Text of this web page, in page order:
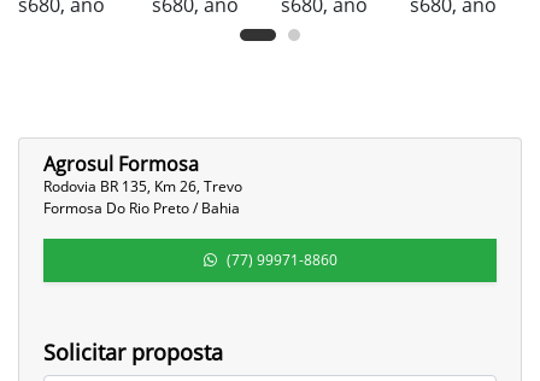
Agrosul Formosa
Rodovia BR 135, Km 26, Trevo
Formosa Do Rio Preto / Bahia
(77) 99971-8860
Solicitar proposta